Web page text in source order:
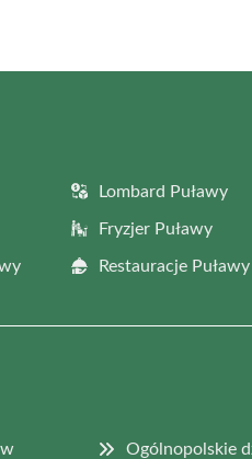
Lombard Puławy
Fryzjer Puławy
Restauracje Puławy
Ogólnopolskie